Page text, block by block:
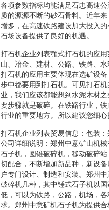
各项参数指标均能满足石忠高速
质的源源不断的砂石骨料。近年
增多，在高速铁路建设加大投入
石场设备提供了良好的机遇。
打石机企业列表颚式打石机的应
山、冶金、建材、公路、铁路、
打石机的应用主要体现在选矿设
步中都要用到打石机。可见打石
业，我们应该都能想到水泥木材
要步骤就是破碎。在铁路行业，
行业的重要地方。所以建议您细心
打石机企业列表贸易信息：包装
公司详细说明：郑州中意矿山机
石子机，圆锥破碎机，移动破碎
切配合，不断增加新品种，新设
户专门设计、制造和安装。郑州
破碎机几种，其中锤式石子机以
低，可以为铁路，公路，机场，
求。郑州中意矿机石子机为提供